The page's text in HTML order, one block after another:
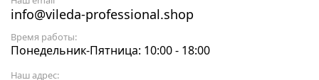
info@vileda-professional.shop
Время работы:
Понедельник-Пятница: 10:00 - 18:00
Наш адрес: